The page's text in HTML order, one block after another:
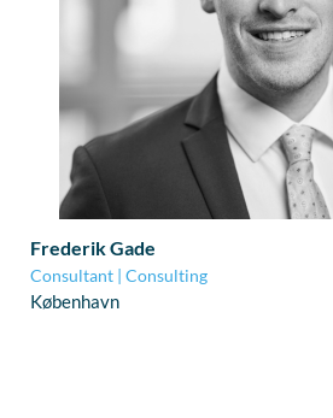
Frederik Gade
Consultant | Consulting
København